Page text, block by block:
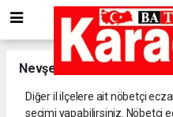
Nevşehir il ve ilçelerine
Diğer il ilçelere ait nöbetçi
seçimi yapabilirsiniz. Nöbetçi